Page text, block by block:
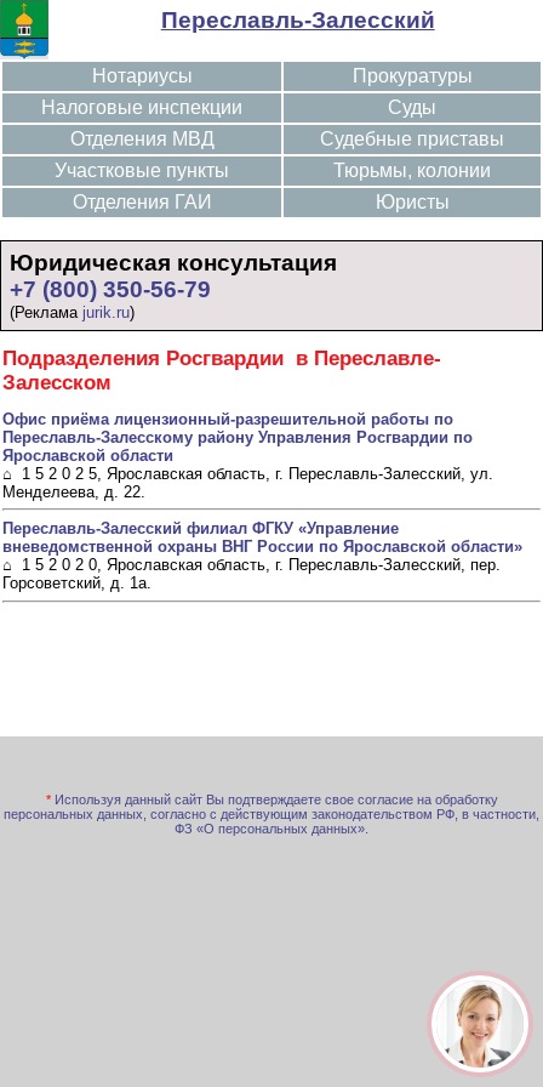
Переславль-Залесский
Нотариусы
Налоговые инспекции
Отделения МВД
Участковые пункты
Отделения ГАИ
Прокуратуры
Суды
Судебные приставы
Тюрьмы, колонии
Юристы
Юридическая консультация
+7 (800) 350-56-79
(Реклама jurik.ru)
Подразделения Росгвардии в Переславле-
Залесском
Офис приёма лицензионный-разрешительной работы по
Переславль-Залесскому району Управления Росгвардии по
Ярославской области
⌂ 1 5 2 0 2 5, Ярославская область, г. Переславль-Залесский, ул.
Менделеева, д. 22.
Переславль-Залесский филиал ФГКУ «Управление
вневедомственной охраны ВНГ России по Ярославской области»
⌂ 1 5 2 0 2 0, Ярославская область, г. Переславль-Залесский, пер.
Горсоветский, д. 1а.
* Используя данный сайт Вы подтверждаете свое согласие на обработку
персональных данных, согласно с действующим законодательством РФ, в частности,
ФЗ «О персональных данных».